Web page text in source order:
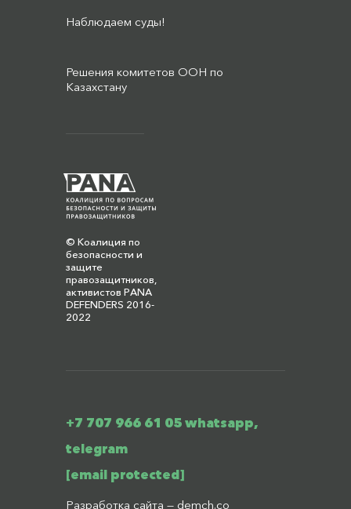
© Коалиция по
безопасности и
защите
правозащитников,
активистов PANA
DEFENDERS 2016-
2022
Наблюдаем суды!
Решения комитетов ООН по
Казахстану
+7 707 966 61 05 whatsapp,
telegram
[email protected]
Разработка сайта — demch.co